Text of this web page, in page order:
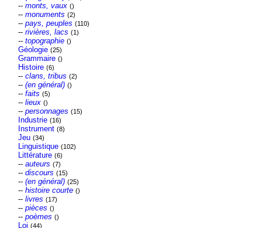
-- monts, vaux ()
-- monuments (2)
-- pays, peuples (110)
-- rivières, lacs (1)
-- topographie ()
Géologie (25)
Grammaire ()
Histoire (6)
-- clans, tribus (2)
-- (en général) ()
-- faits (5)
-- lieux ()
-- personnages (15)
Industrie (16)
Instrument (8)
Jeu (34)
Linguistique (102)
Littérature (6)
-- auteurs (7)
-- discours (15)
-- (en général) (25)
-- histoire courte ()
-- livres (17)
-- pièces ()
-- poèmes ()
Loi (44)